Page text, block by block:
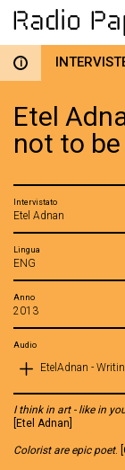
i
Etel
not to
Intervistato
Etel Adnan
Lingua
ENG
Anno
2013
Audio
EtelAdnan -
I think in art - like in
[Etel Adnan]
Colorist are epic poet.